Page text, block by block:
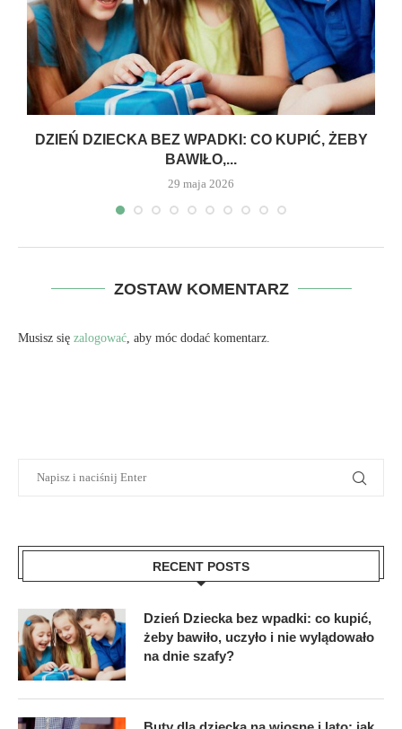
DZIEŃ DZIECKA BEZ WPADKI: CO KUPIĆ, ŻEBY
BAWIŁO,...
29 maja 2026
ZOSTAW KOMENTARZ
Musisz się zalogować , aby móc dodać komentarz.
RECENT POSTS
Dzień Dziecka bez wpadki: co kupić,
żeby bawiło, uczyło i nie wylądowało
na dnie szafy?